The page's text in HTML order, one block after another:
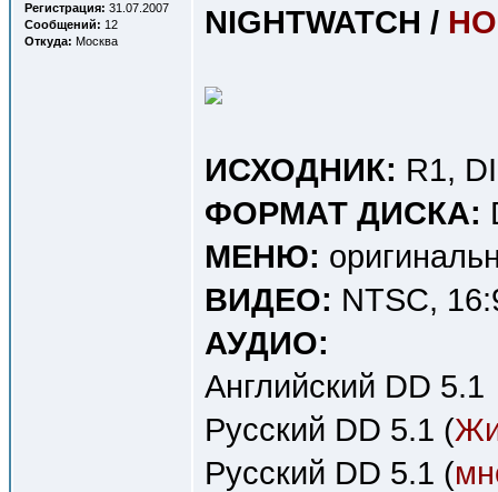
Регистрация: 31.07.2007
Сообщений: 12
Откуда: Москва
NIGHTWATCH /
ИСХОДНИК: R1,
ФОРМАТ ДИСКА:
МЕНЮ:
ВИДЕО: NTSC,
АУДИО:
Английский DD 5.1
Русский DD 5.1 (
Русский DD 5.1 (